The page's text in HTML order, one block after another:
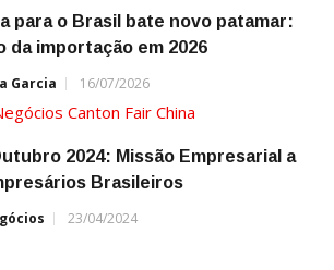
para o Brasil bate novo patamar:
da importação em 2026
Garcia 16/07/2026
2024: Missão Empresarial a
Brasileiros
23/04/2024